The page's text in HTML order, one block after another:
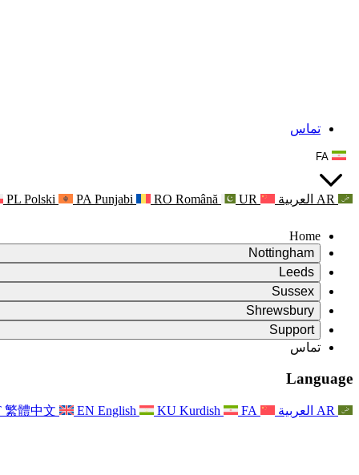
تماس
FA
AR العربية PL Polski PA Punjabi RO Română UR
Home
Nottingham
Review
رئیس بررسی
تیم بررسی مستقل
شرایط مرجع
گزارش نهایی بررسی مستقل
سوالات متداول
For Families
فرآیند بازخورد خانواده
آخرین به‌روزرسانی‌ها
خبرنامه‌ها
Leeds
Review
رئیس بررسی
تیم بررسی مستقل
شرایط مرجع
تماس
حمایت روانی از خانواده‌ها
رویدادها
Sussex
Review
رئیس بررسی
تیم بررسی مستقل
شرایط مرجع
For Families
به روز رسانی برای خانواده ها
Shrewsbury
Review
شرح وظایف برای بررسی زایمان
اطلاعیه ها
Reports
گزارش نهایی بررسی مستقل
اولین گزارش از نشریه ایندیپندنت ریویو
For Families
Support
Leeds
Nottingham
خدمات پشتیبانی روانشناختی خانواده
پشتیبانی بحران سلامت روان
خدمات منطقه‌ای ناتینگهام
تماس
Language
AR العربية 繁體中文 EN English KU Kurdish FA